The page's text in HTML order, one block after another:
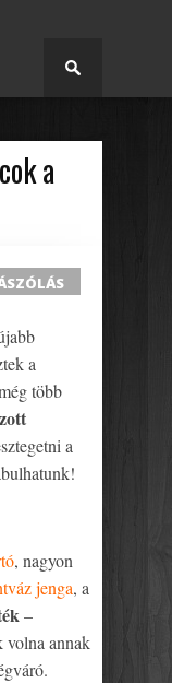
a
a
több
a
, nagyon
jenga, a
–
volna annak